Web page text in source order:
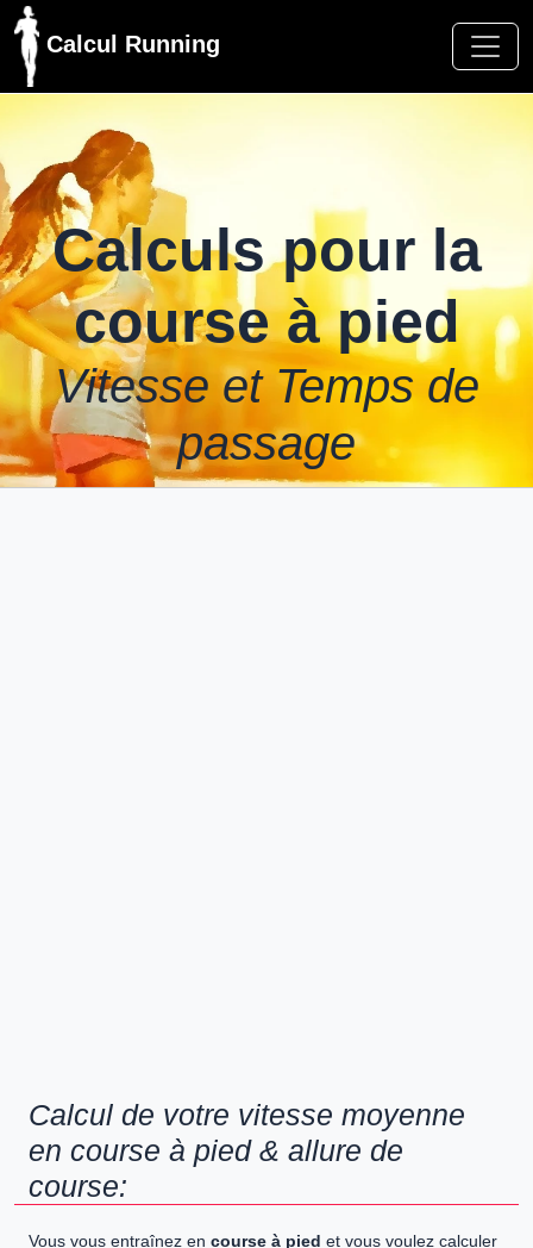
Calcul Running
Calculs pour la
course à pied
Vitesse et Temps de
passage
Calcul de votre vitesse moyenne
en course à pied & allure de
course:
Vous vous entraînez en course à pied et vous voulez calculer